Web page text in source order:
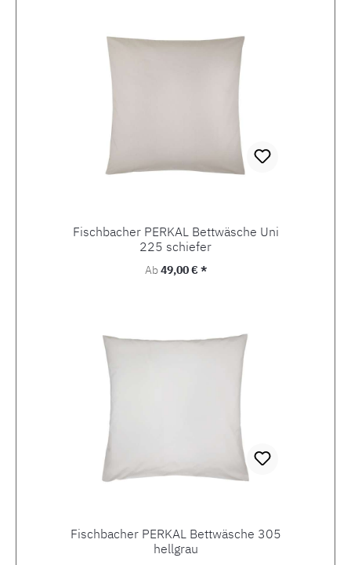
Fischbacher PERKAL Bettwäsche Uni
225 schiefer
Regulärer Preis:
Ab49,00 € *
Fischbacher PERKAL Bettwäsche 305
hellgrau